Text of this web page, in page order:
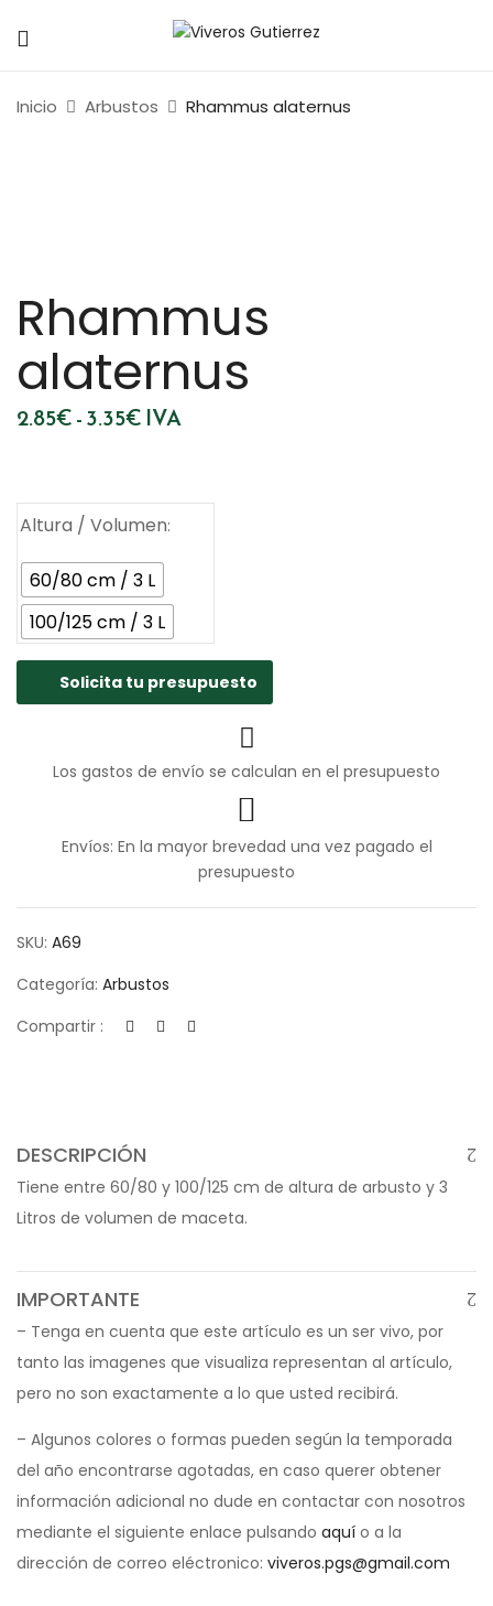
Inicio Arbustos Rhammus alaternus
Rhammus
alaternus
2.85€-3.35€ Rango
de
hasta
3.35€
IVA
Altura / Volumen
60/80 cm / 3 L
100/125 cm / 3 L
Solicita tu presupuesto
Los gastos de envío se calculan en el presupuesto
Envíos: En la mayor brevedad una vez pagado el
presupuesto
SKU: A69
Categoría: Arbustos
Compartir :
DESCRIPCIÓN
Tiene entre 60/80 y 100/125 cm de altura de arbusto y 3
Litros de volumen de maceta.
IMPORTANTE
– Tenga en cuenta que este artículo es un ser vivo, por
tanto las imagenes que visualiza representan al artículo,
pero no son exactamente a lo que usted recibirá.
– Algunos colores o formas pueden según la temporada
del año encontrarse agotadas, en caso querer obtener
información adicional no dude en contactar con nosotros
mediante el siguiente enlace pulsando aquí o a la
dirección de correo eléctronico: viveros.pgs@gmail.com